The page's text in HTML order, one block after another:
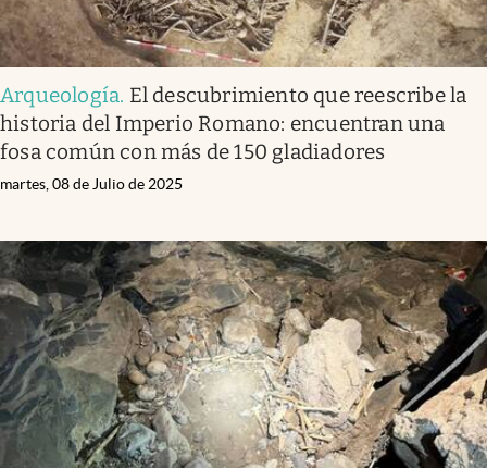
Arqueología. El descubrimiento que reescribe la
historia del Imperio Romano: encuentran una
fosa común con más de 150 gladiadores
martes, 08 de Julio de 2025